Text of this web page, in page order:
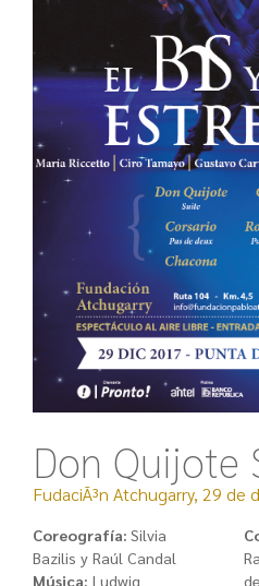
Don Quijote
FudaciÃ³n Atchugarry, 29 de
Coreografía: Silvia
Bazilis y Raúl Candal
Música: Ludwig